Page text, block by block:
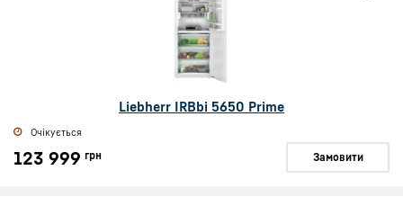
Liebherr IRBbi 5650 Prime
Очікується
123 999 грн Замовити